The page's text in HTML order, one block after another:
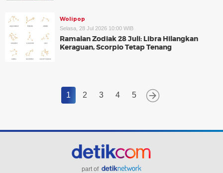
Wolipop
Selasa, 28 Jul 2026 10:00 WIB
Ramalan Zodiak 28 Juli: Libra Hilangkan
Keraguan, Scorpio Tetap Tenang
1 2 3 4 5
part of